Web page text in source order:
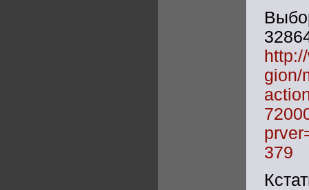
gion/
379